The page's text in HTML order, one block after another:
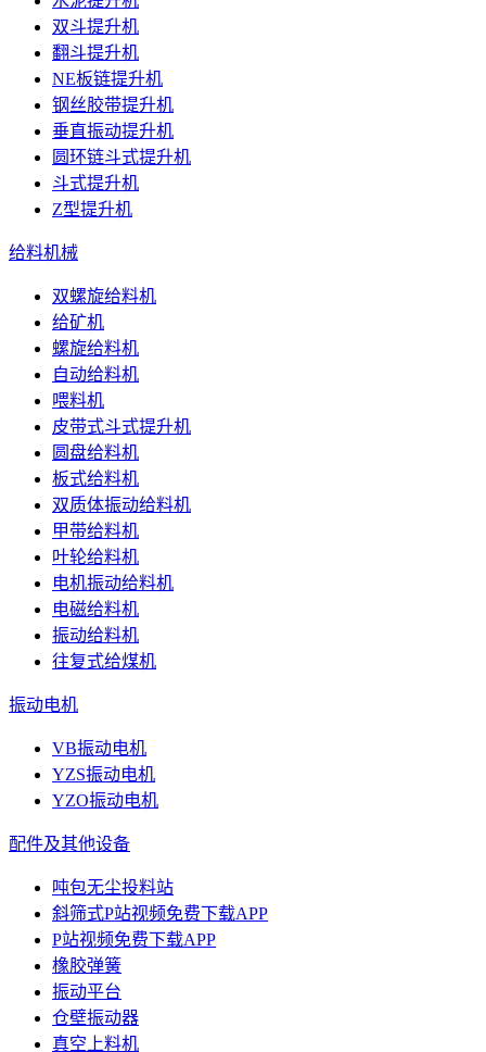
双斗提升机
翻斗提升机
NE板链提升机
钢丝胶带提升机
垂直振动提升机
圆环链斗式提升机
斗式提升机
Z型提升机
给料机械
双螺旋给料机
给矿机
螺旋给料机
自动给料机
喂料机
皮带式斗式提升机
圆盘给料机
板式给料机
双质体振动给料机
甲带给料机
叶轮给料机
电机振动给料机
电磁给料机
振动给料机
往复式给煤机
振动电机
VB振动电机
YZS振动电机
YZO振动电机
配件及其他设备
吨包无尘投料站
斜筛式P站视频免费下载APP
P站视频免费下载APP
橡胶弹簧
振动平台
仓壁振动器
真空上料机